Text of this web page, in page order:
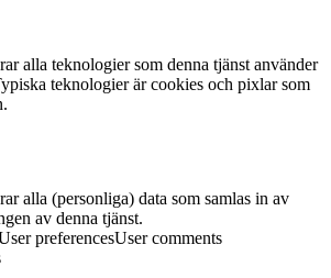
alla teknologier som denna tjänst använder
teknologier är cookies och pixlar som
alla (personliga) data som samlas in av
av denna tjänst.
preferencesUser comments